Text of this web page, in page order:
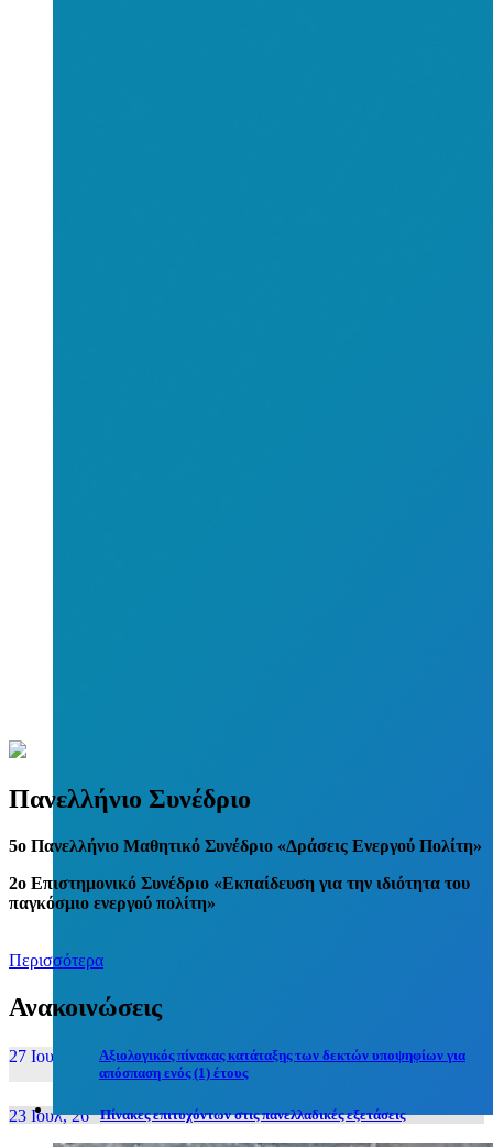
Πανελλήνιο Συνέδριο
5o Πανελλήνιο Μαθητικό Συνέδριο «Δράσεις Ενεργού Πολίτη»
2ο Επιστημονικό Συνέδριο «Εκπαίδευση για την ιδιότητα του
παγκόσμιο ενεργού πολίτη»
Περισσότερα
Ανακοινώσεις
27 Ιουν, 26
Αξιολογικός πίνακας κατάταξης των δεκτών υποψηφίων για
απόσπαση ενός (1) έτους
23 Ιουλ, 26 Πίνακες επιτυχόντων στις πανελλαδικές εξετάσεις